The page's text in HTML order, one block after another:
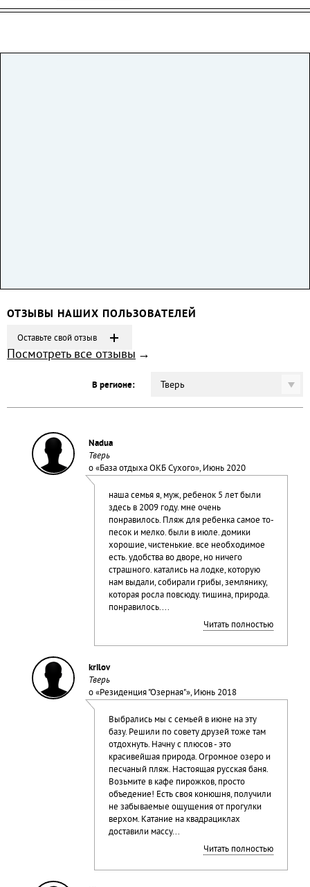
ОТЗЫВЫ НАШИХ ПОЛЬЗОВАТЕЛЕЙ
Оставьте свой отзыв
Посмотреть все отзывы
В регионе: Тверь
Nadua
Тверь
о «База отдыха OKБ Сухого», Июнь 2020
наша семья я, муж, ребенок 5 лет были
здесь в 2009 году. мне очень
понравилось. Пляж для ребенка самое то-
песок и мелко. были в июле. домики
хорошие, чистенькие. все необходимое
есть. удобства во дворе, но ничего
страшного. катались на лодке, которую
нам выдали, собирали грибы, землянику,
которая росла повсюду. тишина, природа.
понравилось....
Читать полностью
krilov
Тверь
о «Резиденция "Озерная"», Июнь 2018
Выбрались мы с семьей в июне на эту
базу. Решили по совету друзей тоже там
отдохнуть. Начну с плюсов - это
красивейшая природа. Огромное озеро и
песчаный пляж. Настоящая русская баня.
Возьмите в кафе пирожков, просто
объедение! Есть своя конюшня, получили
не забываемые ощущения от прогулки
верхом. Катание на квадрациклах
доставили массу...
Читать полностью